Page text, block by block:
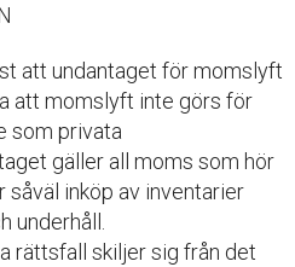
att undantaget för momslyft
att momslyft inte görs för
som privata
gäller all moms som hör
inköp av inventarier
underhåll.
rättsfall skiljer sig från det